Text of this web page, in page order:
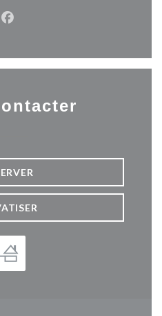
Facebook ((ouvre une